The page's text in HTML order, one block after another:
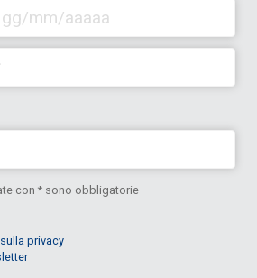
con * sono obbligatorie
privacy